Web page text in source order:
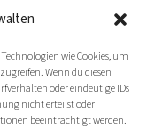
wie Cookies, um
Wenn du diesen
oder eindeutige IDs
nicht erteilst oder
beeinträchtigt werden.